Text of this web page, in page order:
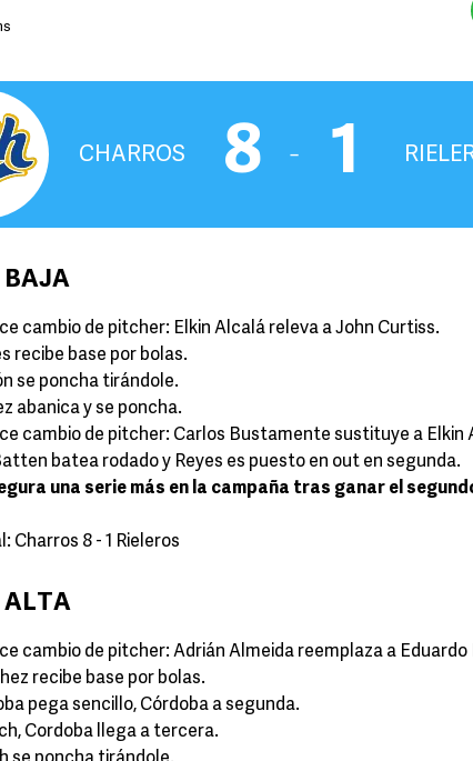
CHARROS 8 ‒ 1
BAJA
cambio de pitcher: Elkin Alcalá releva a John Curtiss.
recibe base por bolas.
se poncha tirándole.
abanica y se poncha.
cambio de pitcher: Carlos Bustamente sustituye a Elkin
batea rodado y Reyes es puesto en out en segunda.
una serie más en la campaña tras ganar el
Charros 8 - 1 Rieleros
ALTA
cambio de pitcher: Adrián Almeida reemplaza a Eduardo
recibe base por bolas.
pega sencillo, Córdoba a segunda.
Cordoba llega a tercera.